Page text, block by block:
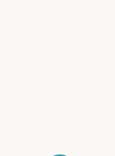
بعدش